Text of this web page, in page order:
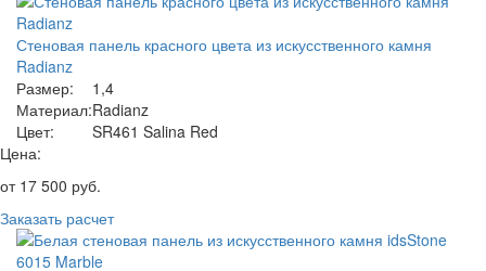
Стеновая панель красного цвета из искусственного камня
Radianz
Размер:
1,4
Материал:Radianz
Цвет:
SR461 Salina Red
Цена:
от 17 500 руб.
Заказать расчет